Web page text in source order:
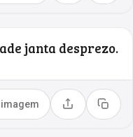
janta desprezo.
Compartilhar
Copiar